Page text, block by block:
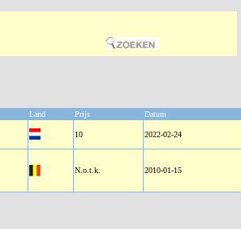
Land Prijs Datum
10 2022-02-24
N.o.t.k. 2010-01-15